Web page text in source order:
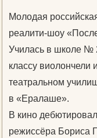
Молодая
реалити-шоу
Училась в школе №
классу
театральном
в «Ералаше».
В кино
режиссёра Бориса